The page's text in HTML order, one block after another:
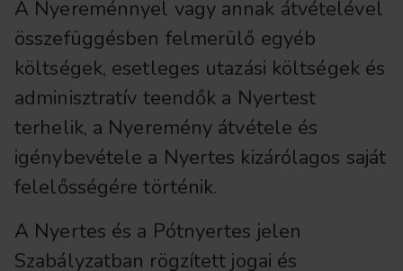
A Nyereménnyel vagy annak átvételével
összefüggésben felmerülő egyéb
költségek, esetleges utazási költségek és
adminisztratív teendők a Nyertest
terhelik, a Nyeremény átvétele és
igénybevétele a Nyertes kizárólagos saját
felelősségére történik.
A Nyertes és a Pótnyertes jelen
Szabályzatban rögzített jogai és